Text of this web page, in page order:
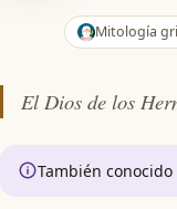
Mitología
El Dios de los
También conocido